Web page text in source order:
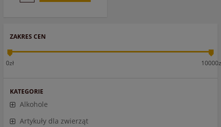
ZAKRES CEN
0zł
KATEGORIE
Alkohole
Artykuły dla zwierząt